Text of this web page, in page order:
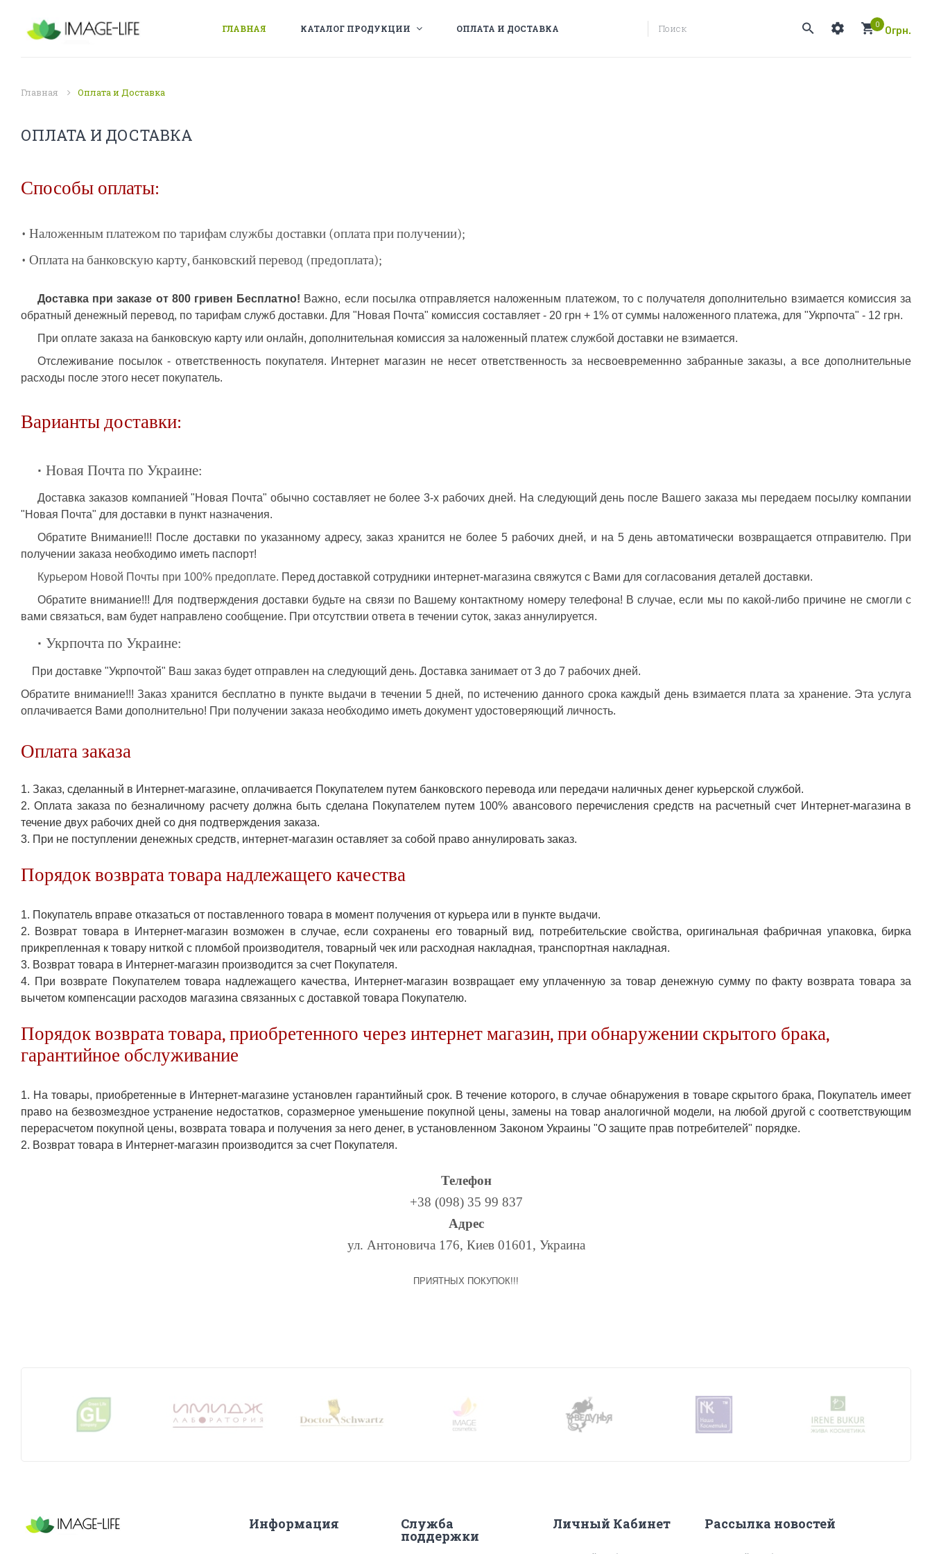
ГЛАВНАЯ КАТАЛОГ ПРОДУКЦИИ ОПЛАТА И ДОСТАВКА 0
0грн.
Главная Оплата и Доставка
ОПЛАТА И ДОСТАВКА
Способы оплаты:
• Наложенным платежом по тарифам службы доставки (оплата при получении);
• Оплата на банковскую карту, банковский перевод (предоплата);
Доставка при заказе от 800 гривен Бесплатно! Важно, если посылка отправляется наложенным платежом, то с получателя дополнительно взимается комиссия за
обратный денежный перевод, по тарифам служб доставки. Для "Новая Почта" комиссия составляет - 20 грн + 1% от суммы наложенного платежа, для "Укрпочта" - 12 грн.
При оплате заказа на банковскую карту или онлайн, дополнительная комиссия за наложенный платеж службой доставки не взимается.
Отслеживание посылок - ответственность покупателя. Интернет магазин не несет ответственность за несвоевременнно забранные заказы, а все дополнительные
расходы после этого несет покупатель.
Варианты доставки:
· Новая Почта по Украине:
Доставка заказов компанией "Новая Почта" обычно составляет не более 3-х рабочих дней. На следующий день после Вашего заказа мы передаем посылку компании
"Новая Почта" для доставки в пункт назначения.
Обратите Внимание!!! После доставки по указанному адресу, заказ хранится не более 5 рабочих дней, и на 5 день автоматически возвращается отправителю. При
получении заказа необходимо иметь паспорт!
Курьером Новой Почты при 100% предоплате. Перед доставкой сотрудники интернет-магазина свяжутся с Вами для согласования деталей доставки.
Обратите внимание!!! Для подтверждения доставки будьте на связи по Вашему контактному номеру телефона! В случае, если мы по какой-либо причине не смогли с
вами связаться, вам будет направлено сообщение. При отсутствии ответа в течении суток, заказ аннулируется.
· Укрпочта по Украине:
При доставке "Укрпочтой" Ваш заказ будет отправлен на следующий день. Доставка занимает от 3 до 7 рабочих дней.
Обратите внимание!!! Заказ хранится бесплатно в пункте выдачи в течении 5 дней, по истечению данного срока каждый день взимается плата за хранение. Эта услуга
оплачивается Вами дополнительно! При получении заказа необходимо иметь документ удостоверяющий личность.
Оплата заказа
1. Заказ, сделанный в Интернет-магазине, оплачивается Покупателем путем банковского перевода или передачи наличных денег курьерской службой.
2. Оплата заказа по безналичному расчету должна быть сделана Покупателем путем 100% авансового перечисления средств на расчетный счет Интернет-магазина в
течение двух рабочих дней со дня подтверждения заказа.
3. При не поступлении денежных средств, интернет-магазин оставляет за собой право аннулировать заказ.
Порядок возврата товара надлежащего качества
1. Покупатель вправе отказаться от поставленного товара в момент получения от курьера или в пункте выдачи.
2. Возврат товара в Интернет-магазин возможен в случае, если сохранены его товарный вид, потребительские свойства, оригинальная фабричная упаковка, бирка
прикрепленная к товару ниткой с пломбой производителя, товарный чек или расходная накладная, транспортная накладная.
3. Возврат товара в Интернет-магазин производится за счет Покупателя.
4. При возврате Покупателем товара надлежащего качества, Интернет-магазин возвращает ему уплаченную за товар денежную сумму по факту возврата товара за
вычетом компенсации расходов магазина связанных с доставкой товара Покупателю.
Порядок возврата товара, приобретенного через интернет магазин, при обнаружении скрытого брака,
гарантийное обслуживание
1. На товары, приобретенные в Интернет-магазине установлен гарантийный срок. В течение которого, в случае обнаружения в товаре скрытого брака, Покупатель имеет
право на безвозмездное устранение недостатков, соразмерное уменьшение покупной цены, замены на товар аналогичной модели, на любой другой с соответствующим
перерасчетом покупной цены, возврата товара и получения за него денег, в установленном Законом Украины "О защите прав потребителей" порядке.
2. Возврат товара в Интернет-магазин производится за счет Покупателя.
Телефон
+38 (098) 35 99 837
Адрес
ул. Антоновича 176, Киев 01601, Украина
ПРИЯТНЫХ ПОКУПОК!!!
Информация Служба
поддержки
Личный Кабинет Рассылка новостей